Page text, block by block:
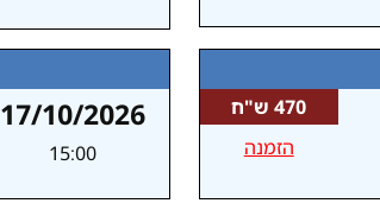
470 ש"ח
הזמנה
17/10/2026
15:00